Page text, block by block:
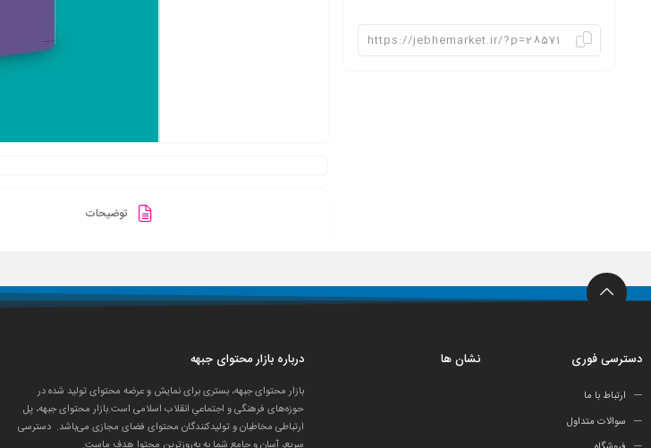
توضیحات
دسترسی فوری
ارتباط با ما
سوالات متداول
نشان ها درباره بازار محتوای جبهه
بازار محتوای جبهه، بستری برای نمایش و عرضه محتوای تولید شده در
حوزه‌های فرهنگی و اجتماعیِ انقلاب اسلامی است.بازار محتوای جبهه، پل
ارتباطی مخاطبان و تولید‌کنندگان محتوای فضای مجازی می‌باشد. دسترسی